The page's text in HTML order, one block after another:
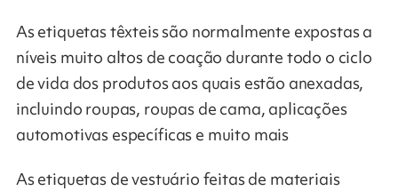
As etiquetas têxteis são normalmente expostas a
níveis muito altos de coação durante todo o ciclo
de vida dos produtos aos quais estão anexadas,
incluindo roupas, roupas de cama, aplicações
automotivas específicas e muito mais
As etiquetas de vestuário feitas de materiais